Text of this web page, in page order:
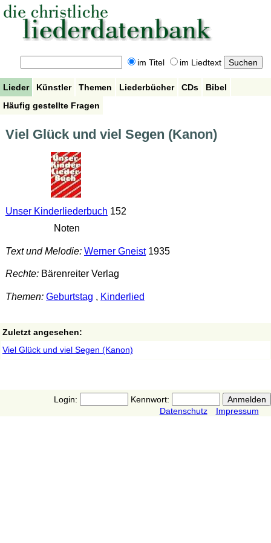
im Titel im Liedtext
Lieder Künstler Themen Liederbücher CDs
Bibel
Häufig gestellte Fragen
Viel Glück und viel Segen (Kanon)
Unser Kinderliederbuch 152
Noten
Text und Melodie: Werner Gneist1935
Rechte:Bärenreiter Verlag
Themen: Geburtstag , Kinderlied
Zuletzt angesehen:
Viel Glück und viel Segen (Kanon)
Login:
Kennwort:
Datenschutz
Impressum